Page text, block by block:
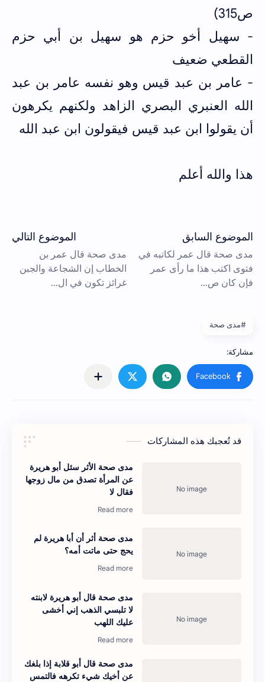
ص315)
- سهيل أخو حزم هو سهيل بن أبي حزم
القطعي ضعيف
- عامر بن عبد قيس وهو نفسه عامر بن عبد
الله العنبري البصري الزاهد ولكنهم يكرهون
أن يقولوا ابن عبد قيس فيقولون ابن عبد الله
هذا والله أعلم
#مدى صحة
قد تُعجبك هذه المشاركات
مدى صحة الأثر سئل أبو هريرة
عن المرأة تصدق من مال زوجها
فقال لا
مدى صحة أثر أن أبا هريرة لم
يحج حتى ماتت أمه؟
مدى صحة قال أبو هريرة لابنته
لا تلبسي الذهب إني أخشى
عليك اللهب
مدى صحة قال أبو قلابة إذا بلغك
عن أخيك شيء تكرهه فالتمس